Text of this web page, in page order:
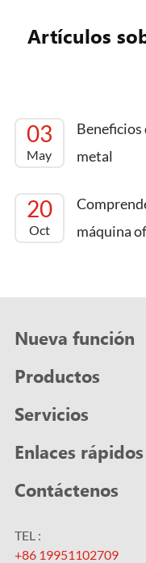
Artículos
03
May
metal
20
Oct
máquina
Nueva función
Productos
Servicios
Enlaces rápidos
Contáctenos
TEL :
+86 19951102709